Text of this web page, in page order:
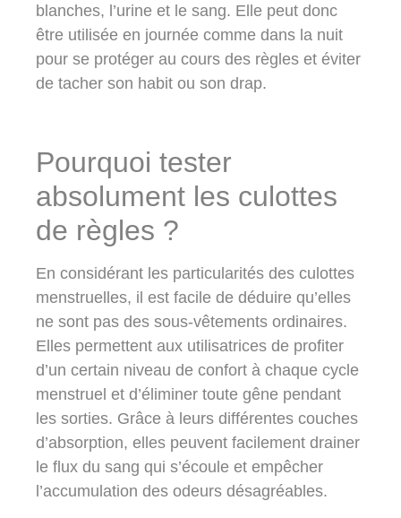
blanches, l’urine et le sang. Elle peut donc
être utilisée en journée comme dans la nuit
pour se protéger au cours des règles et éviter
de tacher son habit ou son drap.
Pourquoi tester
absolument les culottes
de règles ?
En considérant les particularités des culottes
menstruelles, il est facile de déduire qu’elles
ne sont pas des sous-vêtements ordinaires.
Elles permettent aux utilisatrices de profiter
d’un certain niveau de confort à chaque cycle
menstruel et d’éliminer toute gêne pendant
les sorties. Grâce à leurs différentes couches
d’absorption, elles peuvent facilement drainer
le flux du sang qui s’écoule et empêcher
l’accumulation des odeurs désagréables.